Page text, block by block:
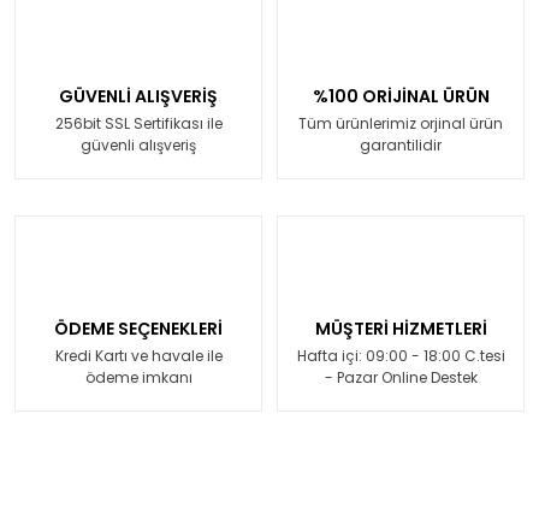
GÜVENLİ ALIŞVERİŞ
256bit SSL Sertifikası ile
güvenli alışveriş
%100 ORİJİNAL ÜRÜN
Tüm ürünlerimiz orjinal ürün
garantilidir
ÖDEME SEÇENEKLERİ
Kredi Kartı ve havale ile
ödeme imkanı
MÜŞTERİ HİZMETLERİ
Hafta içi: 09:00 - 18:00 C.tesi
- Pazar Online Destek